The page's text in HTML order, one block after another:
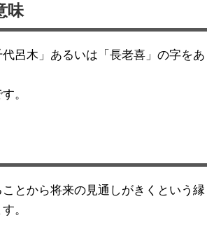
味
代呂木」あるいは「長老喜」の字をあ
。
とから将来の見通しがきくという縁
。